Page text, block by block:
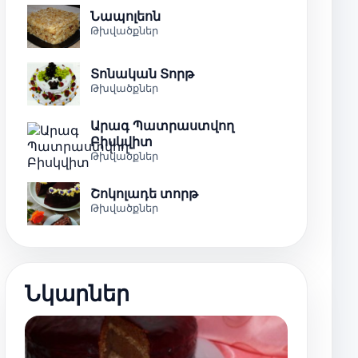
Նապոլեոն
Թխվածքներ
Տոնական Տորթ
Թխվածքներ
Արագ Պատրաստվող
Բիսկվիտ
Թխվածքներ
Շոկոլադե տորթ
Թխվածքներ
Նկարներ